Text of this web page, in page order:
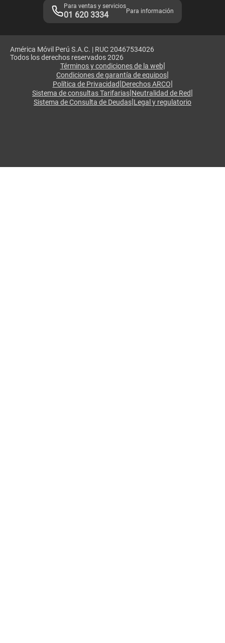
Para ventas y servicios
01 620 3334 Para información
América Móvil Perú S.A.C. | RUC 20467534026
Todos los derechos reservados 2026
Términos y condiciones de la web|
Condiciones de garantía de equipos|
Política de Privacidad|Derechos ARCO|
Sistema de consultas Tarifarias|Neutralidad de Red|
Sistema de Consulta de Deudas|Legal y regulatorio